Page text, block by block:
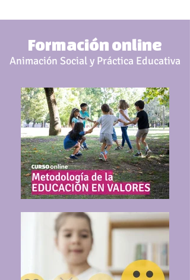
Formación online
Animación Social y Práctica Educativa